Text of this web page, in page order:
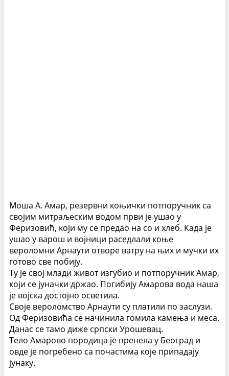
Моша А. Амар, резервни коњички потпоручник са
својим митраљеским водом први је ушао у
Феризовић, који му се предао на со и хлеб. Када је
ушао у варош и војници раседлали коње
вероломни Арнаути отворе ватру на њих и мучки их
готово све побију.
Ту је свој млади живот изгубио и потпоручник Амар,
који се јуначки држао. Погибију Амарова вода наша
је војска достојно осветила.
Своје вероломство Арнаути су платили по заслузи.
Од Феризовића се начинила гомила камења и меса.
Данас се тамо диже српски Урошевац.
Тело Амарово породица је пренела у Београд и
овде је погребено са почастима које припадају
јунаку.